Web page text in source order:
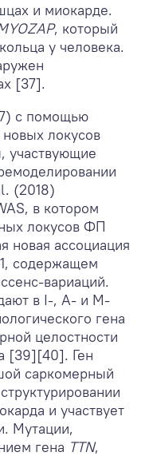
и миокарде.
, который
у человека.
[37].
с помощью
локусов
участвующие
(2018)
в котором
локусов ФП
новая ассоциация
содержащем
вариаций.
в I-, A- и M-
гена
целостности
[39][40]. Ген
саркомерный
и участвует
Мутации,
гена TTN,